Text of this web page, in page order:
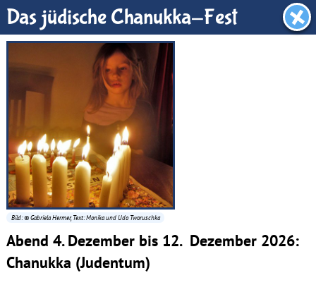
Dachboden
Das jüdische Chanukka-Fest
Bild: © Gabriela Hermer, Text: Monika und Udo Tworuschka
Abend 4. Dezember bis 12. Dezember 2026:
Chanukka (Judentum)